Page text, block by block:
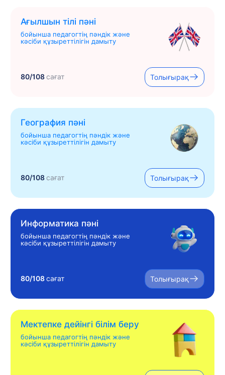
Ағылшын тілі пәні
бойынша педагогтің пәндік және
кәсіби құзыреттілігін дамыту
80/108сағат Толығырақ
География пәні
бойынша педагогтің пәндік және
кәсіби құзыреттілігін дамыту
80/108сағат Толығырақ
Информатика пәні
бойынша педагогтің пәндік және
кәсіби құзыреттілігін дамыту
80/108сағат Толығырақ
Мектепке дейінгі білім беру
бойынша педагогтің пәндік және
кәсіби құзыреттілігін дамыту